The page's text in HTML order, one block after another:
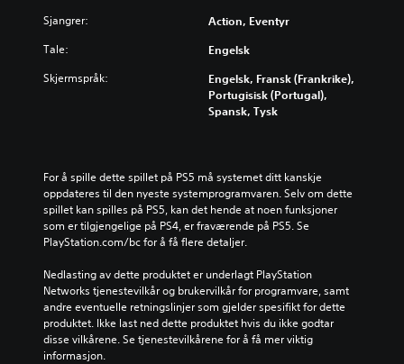
Sjangrer: Action, Eventyr
Tale: Engelsk
Skjermspråk:
Engelsk, Fransk (Frankrike),
Portugisisk (Portugal),
Spansk, Tysk
For å spille dette spillet på PS5 må systemet ditt kanskje
oppdateres til den nyeste systemprogramvaren. Selv om dette
spillet kan spilles på PS5, kan det hende at noen funksjoner
som er tilgjengelige på PS4, er fraværende på PS5. Se
PlayStation.com/bc for å få flere detaljer.
Nedlasting av dette produktet er underlagt PlayStation
Networks tjenestevilkår og brukervilkår for programvare, samt
andre eventuelle retningslinjer som gjelder spesifikt for dette
produktet. Ikke last ned dette produktet hvis du ikke godtar
disse vilkårene. Se tjenestevilkårene for å få mer viktig
informasjon.